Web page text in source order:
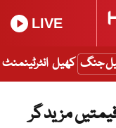
LIVE
جنگ کھیل انٹرٹینمنٹ
مزید گر